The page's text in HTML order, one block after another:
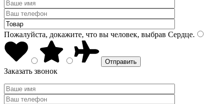
Пожалуйста, докажите, что вы человек, выбрав Сердце.
Заказать звонок